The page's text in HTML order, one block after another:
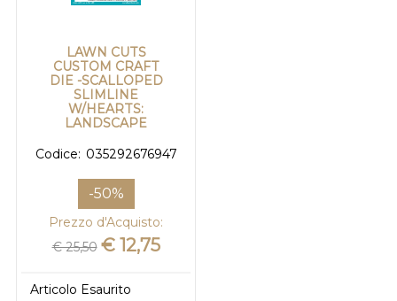
LAWN CUTS
CUSTOM CRAFT
DIE -SCALLOPED
SLIMLINE
W/HEARTS:
LANDSCAPE
Codice: 035292676947
-50%
Prezzo d'Acquisto:
€ 25,50 € 12,75
Articolo Esaurito